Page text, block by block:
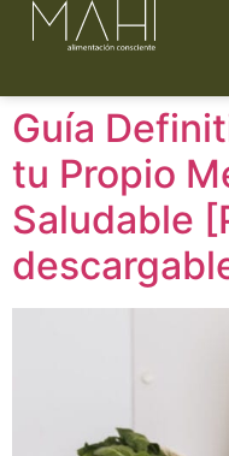
Guía
tu Propio
Saludable